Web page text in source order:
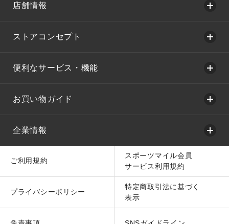
店舗情報
ストアコンセプト
便利なサービス・機能
お買い物ガイド
企業情報
ご利用規約
スポーツマイル会員
サービス利用規約
プライバシーポリシー
特定商取引法に基づく
表示